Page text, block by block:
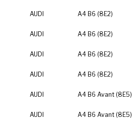
AUDI
A4 B6 (8E2)
AUDI
A4 B6 (8E2)
AUDI
A4 B6 (8E2)
AUDI
A4 B6 (8E2)
AUDI
A4 B6 Avant (8E5)
AUDI
A4 B6 Avant (8E5)